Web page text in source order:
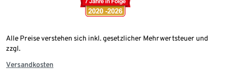
Alle Preise verstehen sich inkl. gesetzlicher Mehrwertsteuer und
zzgl.
Versandkosten